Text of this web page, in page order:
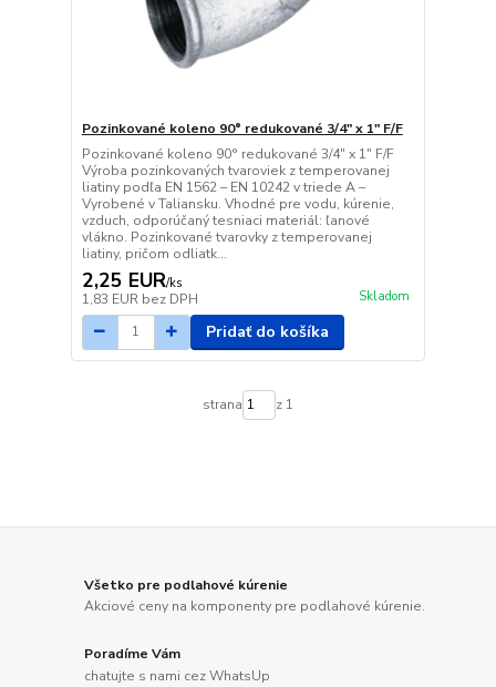
Pozinkované koleno 90° redukované 3/4" x 1" F/F
Pozinkované koleno 90° redukované 3/4" x 1" F/F
Výroba pozinkovaných tvaroviek z temperovanej
liatiny podľa EN 1562 – EN 10242 v triede A –
Vyrobené v Taliansku. Vhodné pre vodu, kúrenie,
vzduch, odporúčaný tesniaci materiál: ľanové
vlákno. Pozinkované tvarovky z temperovanej
liatiny, pričom odliatk...
2,25 EUR/ks
1,83 EUR bez DPH Skladom
Pridať do košíka
strana z 1
Všetko pre podlahové kúrenie
Akciové ceny na komponenty pre podlahové kúrenie.
Poradíme Vám
chatujte s nami cez WhatsUp